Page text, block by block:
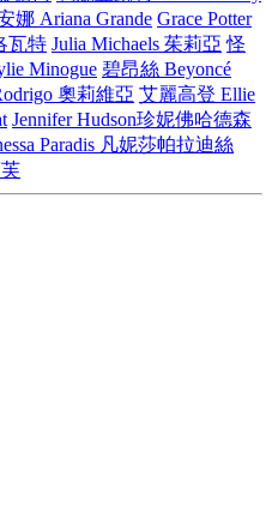
娜 Ariana Grande Grace Potter
瓦特 Julia Michaels 茱莉亞 怪
Minogue 碧昂絲 Beyoncé
奧莉維亞 艾麗高登 Ellie
Jennifer Hudson珍妮佛哈德森
Paradis 凡妮莎帕拉迪絲